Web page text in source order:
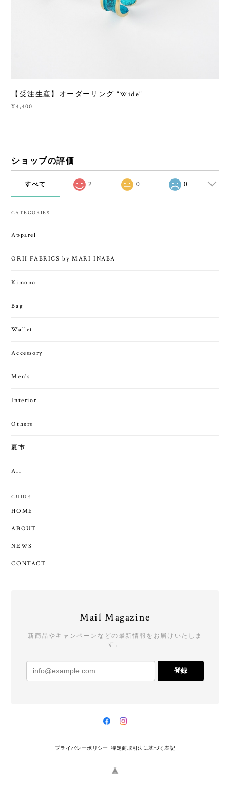
【受注生産】オーダーリング "Wide"
¥4,400
ショップの評価
すべて 2 0 0
CATEGORIES
Apparel
ORII FABRICS by MARI INABA
Kimono
Bag
Wallet
Accessory
Men's
Interior
Others
夏市
All
GUIDE
HOME
ABOUT
NEWS
CONTACT
Mail Magazine
新商品やキャンペーンなどの最新情報をお届けいたしま
す。
登録
プライバシーポリシー 特定商取引法に基づく表記